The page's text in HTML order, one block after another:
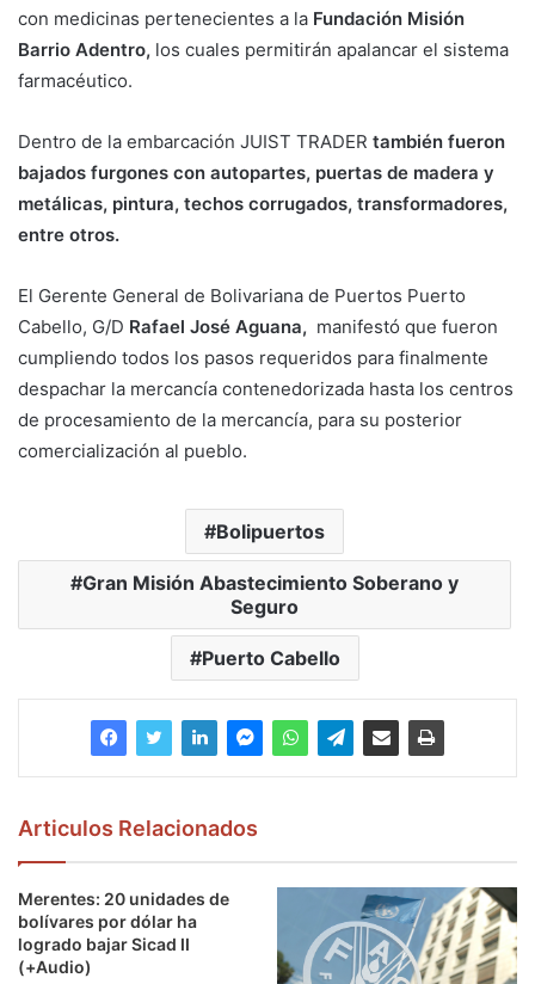
con medicinas pertenecientes a la Fundación Misión
Barrio Adentro, los cuales permitirán apalancar el sistema
farmacéutico.
Dentro de la embarcación JUIST TRADER también fueron
bajados furgones con autopartes, puertas de madera y
metálicas, pintura, techos corrugados, transformadores,
entre otros.
El Gerente General de Bolivariana de Puertos Puerto
Cabello, G/D Rafael José Aguana, manifestó que fueron
cumpliendo todos los pasos requeridos para finalmente
despachar la mercancía contenedorizada hasta los centros
de procesamiento de la mercancía, para su posterior
comercialización al pueblo.
Bolipuertos
Gran Misión Abastecimiento Soberano y
Seguro
Puerto Cabello
Articulos Relacionados
Merentes: 20 unidades de
bolívares por dólar ha
logrado bajar Sicad II
(+Audio)